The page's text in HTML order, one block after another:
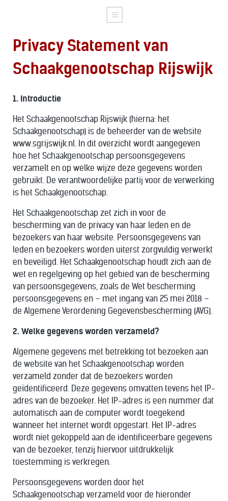
Privacy Statement van
Schaakgenootschap Rijswijk
1. Introductie
Het Schaakgenootschap Rijswijk (hierna: het
Schaakgenootschap) is de beheerder van de website
www.sgrijswijk.nl. In dit overzicht wordt aangegeven
hoe het Schaakgenootschap persoonsgegevens
verzamelt en op welke wijze deze gegevens worden
gebruikt. De verantwoordelijke partij voor de verwerking
is het Schaakgenootschap.
Het Schaakgenootschap zet zich in voor de
bescherming van de privacy van haar leden en de
bezoekers van haar website. Persoonsgegevens van
leden en bezoekers worden uiterst zorgvuldig verwerkt
en beveiligd. Het Schaakgenootschap houdt zich aan de
wet en regelgeving op het gebied van de bescherming
van persoonsgegevens, zoals de Wet bescherming
persoonsgegevens en – met ingang van 25 mei 2018 –
de Algemene Verordening Gegevensbescherming (AVG).
2. Welke gegevens worden verzameld?
Algemene gegevens met betrekking tot bezoeken aan
de website van het Schaakgenootschap worden
verzameld zonder dat de bezoekers worden
geïdentificeerd. Deze gegevens omvatten tevens het IP-
adres van de bezoeker. Het IP-adres is een nummer dat
automatisch aan de computer wordt toegekend
wanneer het internet wordt opgestart. Het IP-adres
wordt niet gekoppeld aan de identificeerbare gegevens
van de bezoeker, tenzij hiervoor uitdrukkelijk
toestemming is verkregen.
Persoonsgegevens worden door het
Schaakgenootschap verzameld voor de hieronder